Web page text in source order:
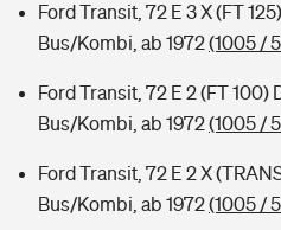
Ford Transit, 72 E 3 X (FT
Bus/Kombi, ab 1972(1005 /
Ford Transit, 72 E 2 (FT 100)
Bus/Kombi, ab 1972(1005 /
Ford Transit, 72 E 2 X
Bus/Kombi, ab 1972(1005 /